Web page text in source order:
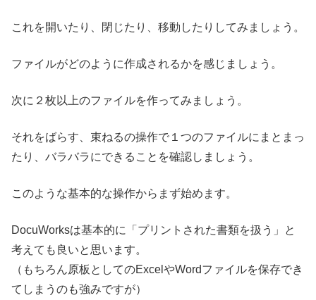
これを開いたり、閉じたり、移動したりしてみましょう。
ファイルがどのように作成されるかを感じましょう。
次に２枚以上のファイルを作ってみましょう。
それをばらす、束ねるの操作で１つのファイルにまとまっ
たり、バラバラにできることを確認しましょう。
このような基本的な操作からまず始めます。
DocuWorksは基本的に「プリントされた書類を扱う」と
考えても良いと思います。
（もちろん原板としてのExcelやWordファイルを保存でき
てしまうのも強みですが）